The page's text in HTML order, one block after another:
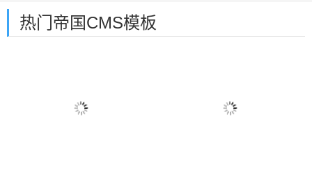
热门帝国CMS模板